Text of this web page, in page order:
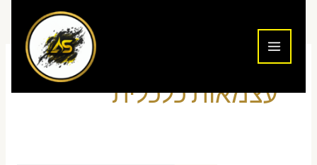
עצמאות כלכלית